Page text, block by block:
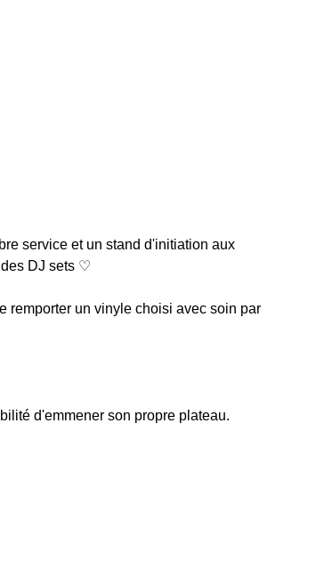
service et un stand d'initiation aux
DJ sets ♡
remporter un vinyle choisi avec soin par
d'emmener son propre plateau.